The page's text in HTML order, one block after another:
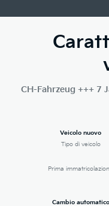
CH-Fahrzeug +++ 7
Veicolo nuovo
Tipo di veicolo
Prima
Cambio automatico